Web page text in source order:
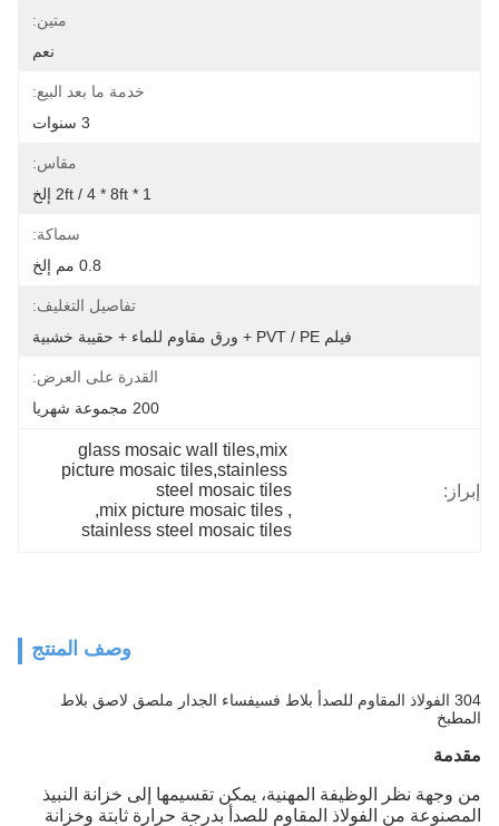
متين:
نعم
خدمة ما بعد البيع:
مقاس:
سماكة:
0.8 مم إلخ
تفاصيل التغليف:
فيلم PVT / PE + ورق مقاوم للماء + حقيبة خشبية
القدرة على العرض:
200 مجموعة شهريا
إبراز:
glass mosaic wall tiles,mix
picture mosaic tiles,stainless
steel mosaic tiles
,
mix picture mosaic tiles
,
stainless steel mosaic tiles
وصف المنتج
304 الفولاذ المقاوم للصدأ بلاط فسيفساء الجدار ملصق لاصق بلاط
المطبخ
مقدمة
من وجهة نظر الوظيفة المهنية، يمكن تقسيمها إلى خزانة النبيذ
المصنوعة من الفولاذ المقاوم للصدأ بدرجة حرارة ثابتة وخزانة